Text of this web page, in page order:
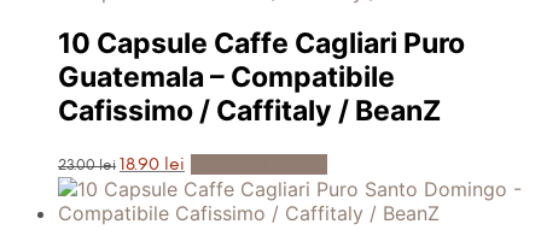
10 Capsule Caffe Cagliari Puro
Guatemala – Compatibile
Cafissimo / Caffitaly / BeanZ
23.00lei Prețul
inițial
a
fost:
18.90 lei Prețul
curent
este:
18.90 lei.